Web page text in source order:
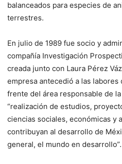
balanceados para especies de
terrestres.
En julio de 1989 fue socio y
compañía Investigación
creada junto con Laura Pérez
empresa antecedió a las
frente del área responsable de
“realización de estudios,
ciencias sociales, económicas y
contribuyan al desarrollo de
general, el mundo en desarrollo”.